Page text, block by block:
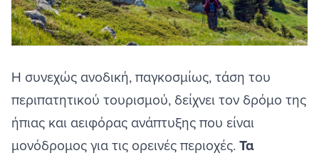
Η συνεχώς ανοδική, παγκοσμίως, τάση του
περιπατητικού τουρισμού, δείχνει τον δρόμο της
ήπιας και αειφόρας ανάπτυξης που είναι
μονόδρομος για τις ορεινές περιοχές. Τα